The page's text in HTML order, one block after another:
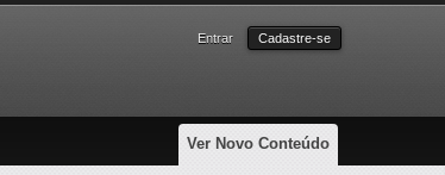
Entrar Cadastre-se
Ver Novo Conteúdo